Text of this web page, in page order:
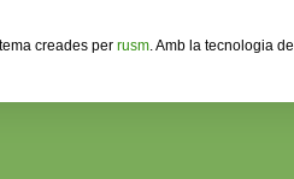
creades per rusm. Amb la tecnologia de